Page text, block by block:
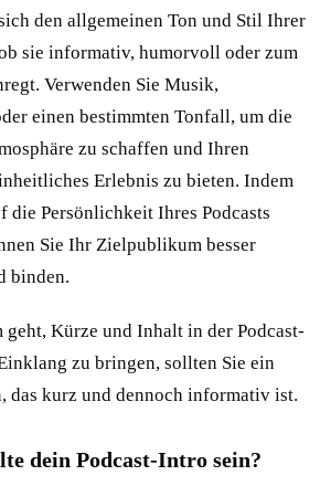
den allgemeinen Ton und Stil Ihrer
sie informativ, humorvoll oder zum
Verwenden Sie Musik,
einen bestimmten Tonfall, um die
zu schaffen und Ihren
Erlebnis zu bieten. Indem
die Persönlichkeit Ihres Podcasts
Sie Ihr Zielpublikum besser
binden.
geht, Kürze und Inhalt in der Podcast-
zu bringen, sollten Sie ein
das kurz und dennoch informativ ist.
dein Podcast-Intro sein?